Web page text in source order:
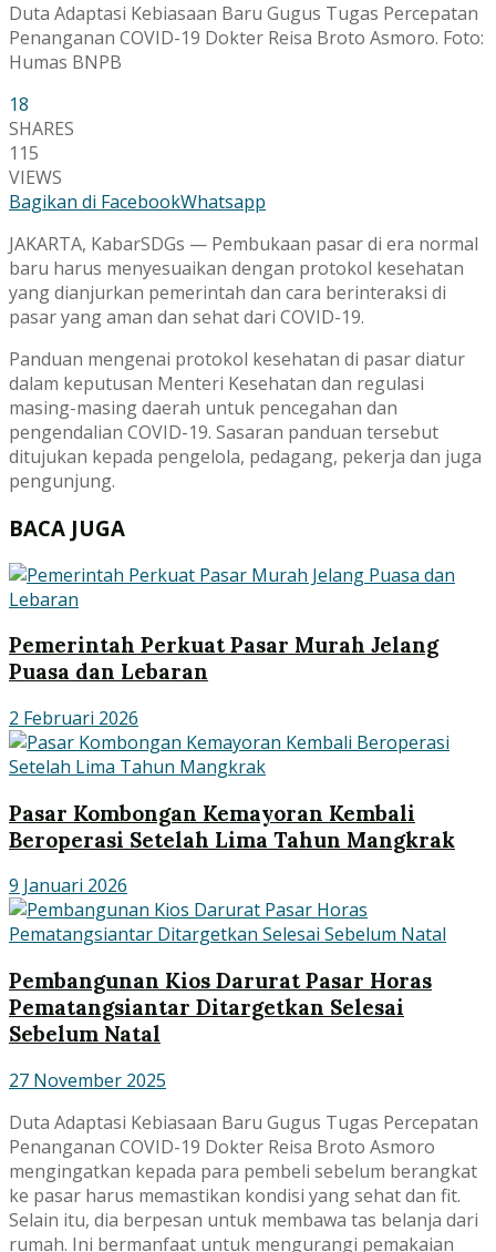
Duta Adaptasi Kebiasaan Baru Gugus Tugas Percepatan
Penanganan COVID-19 Dokter Reisa Broto Asmoro. Foto:
Humas BNPB
18
SHARES
115
VIEWS
Bagikan di FacebookWhatsapp
JAKARTA, KabarSDGs — Pembukaan pasar di era normal
baru harus menyesuaikan dengan protokol kesehatan
yang dianjurkan pemerintah dan cara berinteraksi di
pasar yang aman dan sehat dari COVID-19.
Panduan mengenai protokol kesehatan di pasar diatur
dalam keputusan Menteri Kesehatan dan regulasi
masing-masing daerah untuk pencegahan dan
pengendalian COVID-19. Sasaran panduan tersebut
ditujukan kepada pengelola, pedagang, pekerja dan juga
pengunjung.
BACA JUGA
Pemerintah Perkuat Pasar Murah Jelang
Puasa dan Lebaran
2 Februari 2026
Pasar Kombongan Kemayoran Kembali
Beroperasi Setelah Lima Tahun Mangkrak
9 Januari 2026
Pembangunan Kios Darurat Pasar Horas
Pematangsiantar Ditargetkan Selesai
Sebelum Natal
27 November 2025
Duta Adaptasi Kebiasaan Baru Gugus Tugas Percepatan
Penanganan COVID-19 Dokter Reisa Broto Asmoro
mengingatkan kepada para pembeli sebelum berangkat
ke pasar harus memastikan kondisi yang sehat dan fit.
Selain itu, dia berpesan untuk membawa tas belanja dari
rumah. Ini bermanfaat untuk mengurangi pemakaian